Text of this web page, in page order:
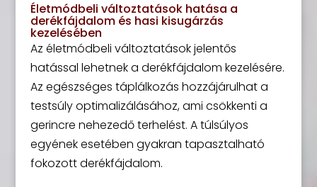
Életmódbeli változtatások hatása a
derékfájdalom és hasi kisugárzás
kezelésében
Az életmódbeli változtatások jelentős
hatással lehetnek a derékfájdalom kezelésére.
Az egészséges táplálkozás hozzájárulhat a
testsúly optimalizálásához, ami csökkenti a
gerincre nehezedő terhelést. A túlsúlyos
egyének esetében gyakran tapasztalható
fokozott derékfájdalom.